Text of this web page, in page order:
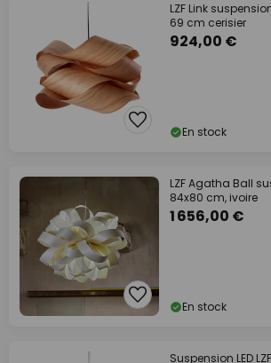
LZF Link
69 cm cerisier
924,00 €
En stock
LZF Agatha Ball
84x80 cm, ivoire
1 656,00 €
En stock
Suspension LED